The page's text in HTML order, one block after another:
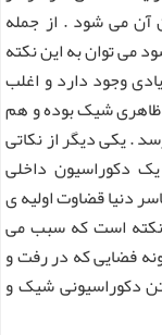
آن می شود . از جمله
می توان به این نکته
وجود دارد و اغلب
ظاهری شیک بوده و هم
. یکی دیگر از نکاتی
دکوراسیون داخلی
دنیا قضاوت اولیه ی
نکته است که سبب می
فضایی که در رفت و
دکوراسیونی شیک و